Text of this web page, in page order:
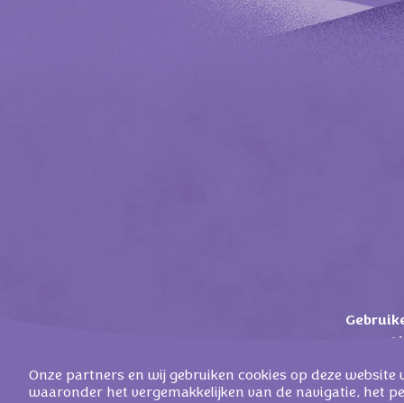
Onze partners en wij gebruiken cookies op deze
waaronder het vergemakkelijken van de navigatie, het